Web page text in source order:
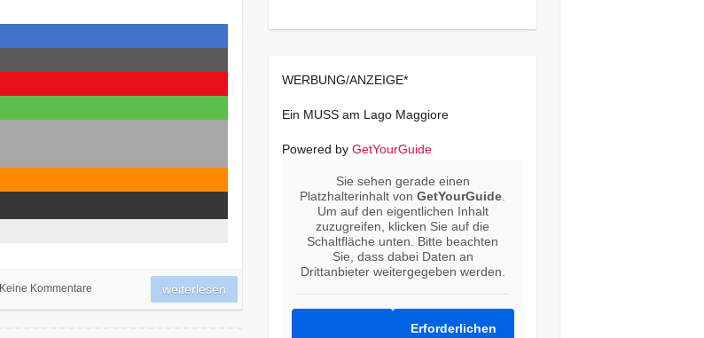
Keine Kommentare weiterlesen
WERBUNG/ANZEIGE*
Ein MUSS am Lago Maggiore
Powered by GetYourGuide
Sie sehen gerade einen
Platzhalterinhalt vonGetYourGuide
Um auf den eigentlichen Inhalt
zuzugreifen, klicken Sie auf die
Schaltfläche unten. Bitte beachten
Sie, dass dabei Daten an
Drittanbieter weitergegeben werden.
Erforderlichen